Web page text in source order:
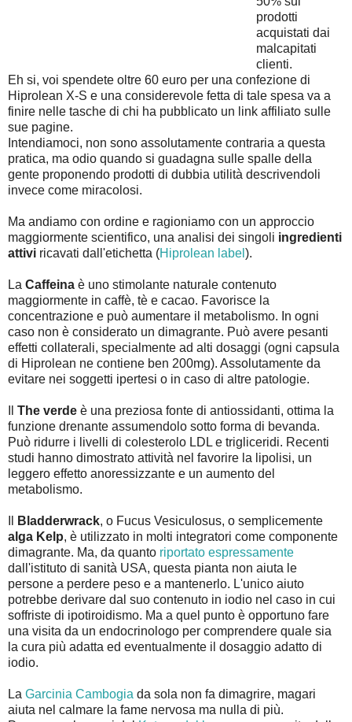
prodotti
acquistati dai
malcapitati
clienti.
Eh si, voi spendete oltre 60 euro per una confezione di
Hiprolean X-S e una considerevole fetta di tale spesa va a
finire nelle tasche di chi ha pubblicato un link affiliato sulle
sue pagine.
Intendiamoci, non sono assolutamente contraria a questa
pratica, ma odio quando si guadagna sulle spalle della
gente proponendo prodotti di dubbia utilità descrivendoli
invece come miracolosi.
Ma andiamo con ordine e ragioniamo con un approccio
maggiormente scientifico, una analisi dei singoli ingredienti
attivi ricavati dall'etichetta (Hiprolean label ).
La Caffeina è uno stimolante naturale contenuto
maggiormente in caffè, tè e cacao. Favorisce la
concentrazione e può aumentare il metabolismo. In ogni
caso non è considerato un dimagrante. Può avere pesanti
effetti collaterali, specialmente ad alti dosaggi (ogni capsula
di Hiprolean ne contiene ben 200mg). Assolutamente da
evitare nei soggetti ipertesi o in caso di altre patologie.
The verde è una preziosa fonte di antiossidanti, ottima la
funzione drenante assumendolo sotto forma di bevanda.
Può ridurre i livelli di colesterolo LDL e trigliceridi. Recenti
studi hanno dimostrato attività nel favorire la lipolisi, un
leggero effetto anoressizzante e un aumento del
metabolismo.
Bladderwrack, o Fucus Vesiculosus, o semplicemente
alga Kelp, è utilizzato in molti integratori come componente
dimagrante. Ma, da quanto riportato espressamente
dall'istituto di sanità USA, questa pianta non aiuta le
persone a perdere peso e a mantenerlo. L'unico aiuto
potrebbe derivare dal suo contenuto in iodio nel caso in cui
soffriste di ipotiroidismo. Ma a quel punto è opportuno fare
una visita da un endocrinologo per comprendere quale sia
la cura più adatta ed eventualmente il dosaggio adatto di
iodio.
La Garcinia Cambogia da sola non fa dimagrire, magari
aiuta nel calmare la fame nervosa ma nulla di più.